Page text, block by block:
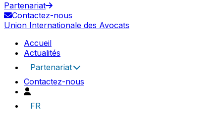
Partenariat
Contactez-nous
Union Internationale des Avocats
Accueil
Actualités
Partenariat
Contactez-nous
FR